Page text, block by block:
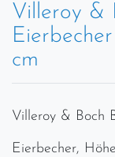
Villeroy &
cm
Villeroy & Boch
Eierbecher,